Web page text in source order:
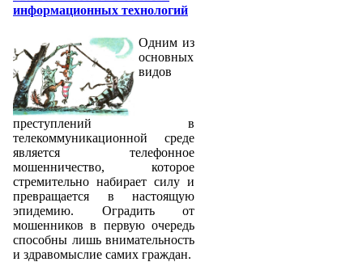
информационных технологий
Одним из
основных
видов
преступлений в
телекоммуникационной среде
является телефонное
мошенничество, которое
стремительно набирает силу и
превращается в настоящую
эпидемию. Оградить от
мошенников в первую очередь
способны лишь внимательность
и здравомыслие самих граждан.